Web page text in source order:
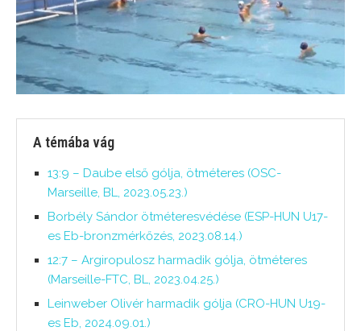
A témába vág
13:9 – Daube első gólja, ötméteres (OSC-
Marseille, BL, 2023.05.23.)
Borbély Sándor ötméteresvédése (ESP-HUN U17-
es Eb-bronzmérkőzés, 2023.08.14.)
12:7 – Argiropulosz harmadik gólja, ötméteres
(Marseille-FTC, BL, 2023.04.25.)
Leinweber Olivér harmadik gólja (CRO-HUN U19-
es Eb, 2024.09.01.)